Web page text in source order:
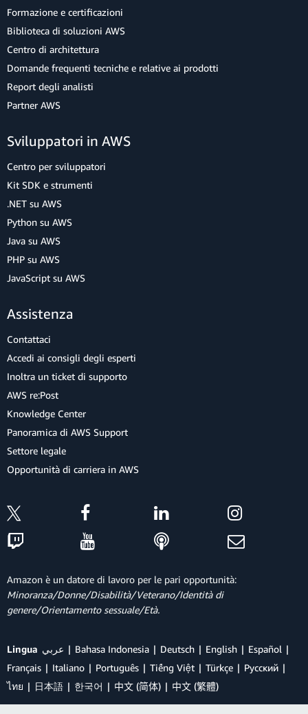
Formazione e certificazioni
Biblioteca di soluzioni AWS
Centro di architettura
Domande frequenti tecniche e relative ai prodotti
Report degli analisti
Partner AWS
Sviluppatori in AWS
Centro per sviluppatori
Kit SDK e strumenti
.NET su AWS
Python su AWS
Java su AWS
PHP su AWS
JavaScript su AWS
Assistenza
Contattaci
Accedi ai consigli degli esperti
Inoltra un ticket di supporto
AWS re:Post
Knowledge Center
Panoramica di AWS Support
Settore legale
Opportunità di carriera in AWS
Amazon è un datore di lavoro per le pari opportunità:
Minoranza/Donne/Disabilità/Veterano/Identità di
genere/Orientamento sessuale/Età.
Lingua عربي Bahasa Indonesia Deutsch English
Español
Français
Italiano Português Tiếng Việt Türkçe
Ρусский
ไทย
日本語 한국어 中文 (简体) 中文 (繁體)